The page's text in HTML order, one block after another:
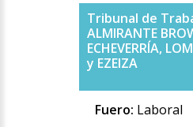
Tribunal de
ALMIRANTE
ECHEVERRÍA,
y EZEIZA
Fuero: Laboral